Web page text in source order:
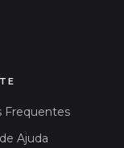
Frequentes
Ajuda